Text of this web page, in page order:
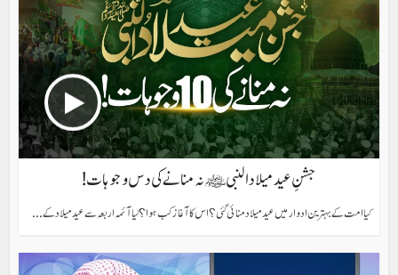
جشنِ عید میلاد النبی ﷺ نہ منانے کی دس وجوہات!
کیا امت کے بہترین ادوار میں عید میلاد منائی گئی؟ اس کا آغاز کب ہوا؟ کیا آئمہ اربعہ سے عید میلاد کے...